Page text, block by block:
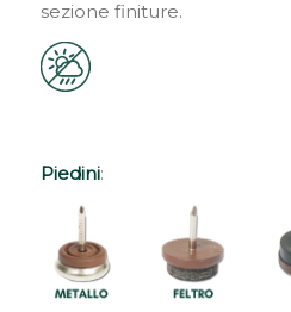
sezione finiture.
Piedini: